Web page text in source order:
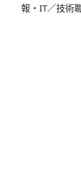
報・IT／技術